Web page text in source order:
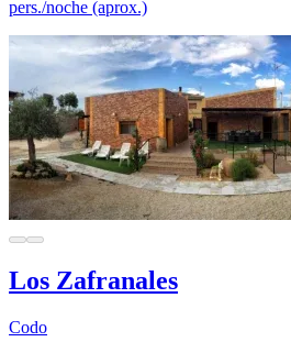
pers./noche (aprox.)
Los Zafranales
Codo